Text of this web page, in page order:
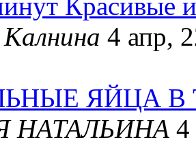
4 апр,
ЯЙЦА
НАТАЛЬИНА 4